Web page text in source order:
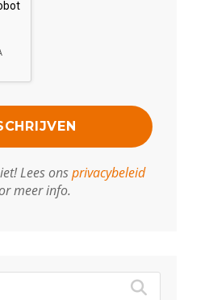
Lees onsprivacybeleid
meer info.